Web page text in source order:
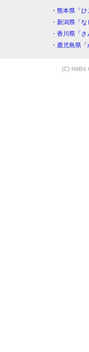
・熊本県「
・新潟県「
・香川県「
・鹿児島県
(C) HitBit